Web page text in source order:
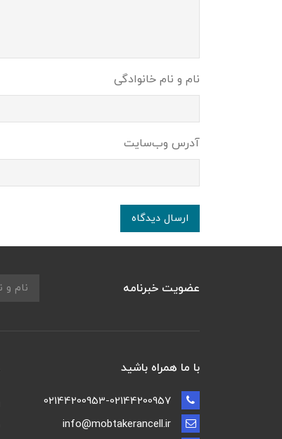
نام و نام خانوادگی
آدرس وب‌سایت
ارسال دیدگاه
عضویت خبرنامه
با ما همراه باشید